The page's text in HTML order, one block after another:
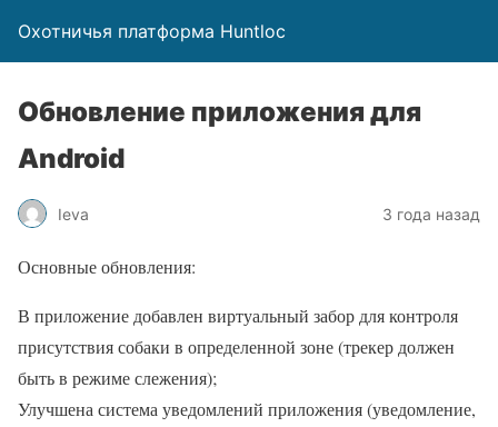
Охотничья платформа Huntloc
Обновление приложения для
Android
Ieva 3 года назад
Основные обновления:
В приложение добавлен виртуальный забор для контроля
присутствия собаки в определенной зоне (трекер должен
быть в режиме слежения);
Улучшена система уведомлений приложения (уведомление,